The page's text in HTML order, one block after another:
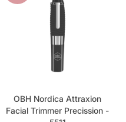
OBH Nordica Attraxion
Facial Trimmer Precission -